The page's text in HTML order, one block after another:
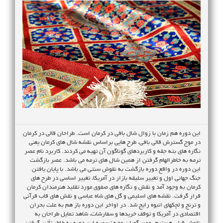
این دوره هم زمان با زوال شال بافی در کرمان است. طراحان قالی در کرمان
در موج گسترش قالی بافی، طرح هایی براساس نقشه شال های کرمان یعنی
نگاره های بته جقه و کاربردهای گوناگون آن تهیه می کردند. کاربرد نام عصر
ترمه به خاطرالهام گرفتن از همین شال های ترمه می باشد. عصر بازگشت
این دوره در واقع دوره بازگشت به نقوش سنتی می باشد. با پایان یافتن
جنگ جهانی اول و تغییر سلیقه بازار در آمریکا، تغییر اساسی در طرح های
کرمان به وجود آمد و نقش و نگاره های صفوی مورد تقلید هنرمندان کرمان
قرار گرفت. نقشه های اسلیمی و گل های شاه عباسی و نقش های قاب قرآنی
و ترنج و لچکهای انبوه رایج شد. در اواخر این دوره باز هم به علت بحران
اقتصادی در آمریکا و توقف خریدها و سفارشات، شاهد تمایل طراحان به